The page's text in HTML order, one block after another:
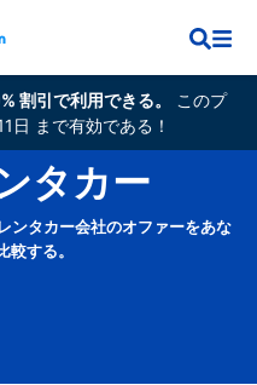
割引で利用できる。
このプ
日 まで有効である！
タカー
ンタカー会社のオファーをあな
較する。